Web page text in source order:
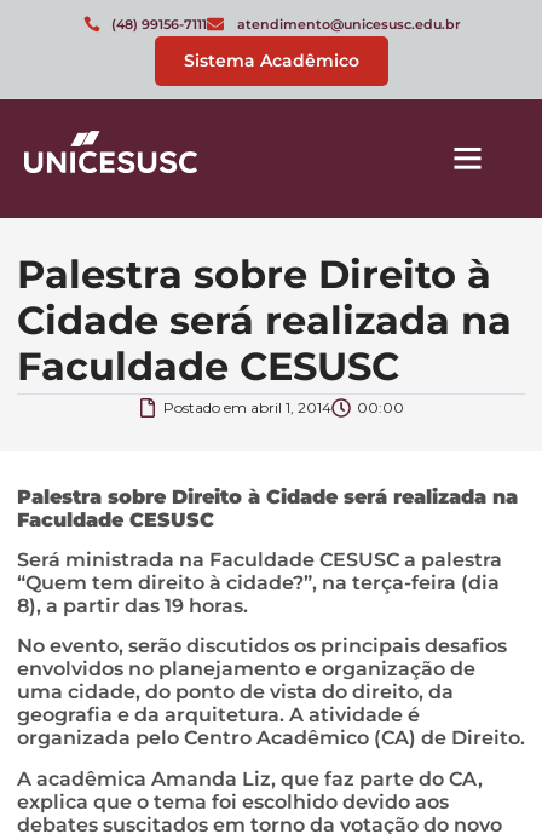
(48) 99156-7111 atendimento@unicesusc.edu.br
Sistema Acadêmico
Palestra sobre Direito à
Cidade será realizada na
Faculdade CESUSC
Postado em abril 1, 2014 00:00
Palestra sobre Direito à Cidade será realizada na
Faculdade CESUSC
Será ministrada na Faculdade CESUSC a palestra
“Quem tem direito à cidade?”, na terça-feira (dia
8), a partir das 19 horas.
No evento, serão discutidos os principais desafios
envolvidos no planejamento e organização de
uma cidade, do ponto de vista do direito, da
geografia e da arquitetura. A atividade é
organizada pelo Centro Acadêmico (CA) de Direito.
A acadêmica Amanda Liz, que faz parte do CA,
explica que o tema foi escolhido devido aos
debates suscitados em torno da votação do novo